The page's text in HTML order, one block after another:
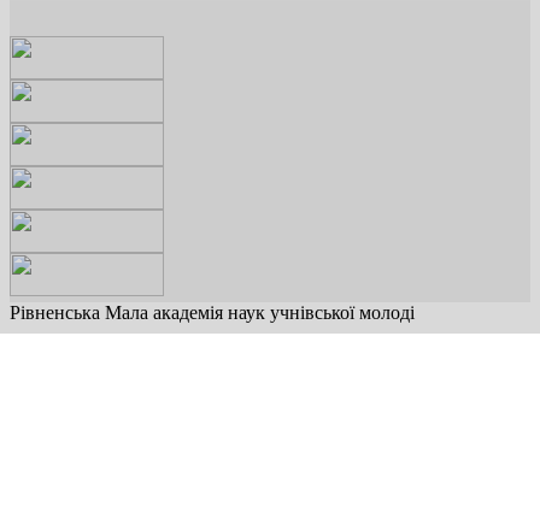
Рівненська Мала академія наук учнівської молоді